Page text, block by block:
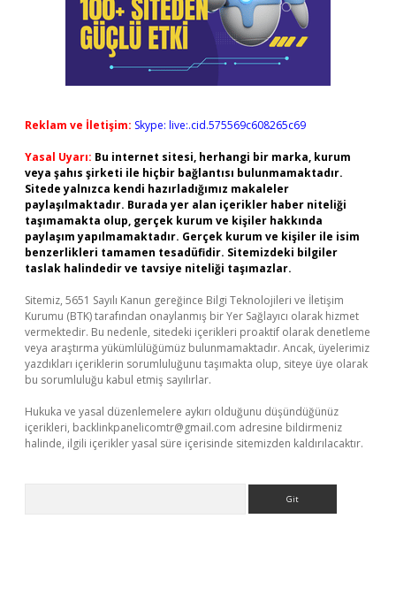
Reklam ve İletişim: Skype: live:.cid.575569c608265c69
Yasal Uyarı: Bu internet sitesi, herhangi bir marka, kurum
veya şahıs şirketi ile hiçbir bağlantısı bulunmamaktadır.
Sitede yalnızca kendi hazırladığımız makaleler
paylaşılmaktadır. Burada yer alan içerikler haber niteliği
taşımamakta olup, gerçek kurum ve kişiler hakkında
paylaşım yapılmamaktadır. Gerçek kurum ve kişiler ile isim
benzerlikleri tamamen tesadüfidir. Sitemizdeki bilgiler
taslak halindedir ve tavsiye niteliği taşımazlar.
Sitemiz, 5651 Sayılı Kanun gereğince Bilgi Teknolojileri ve İletişim
Kurumu (BTK) tarafından onaylanmış bir Yer Sağlayıcı olarak hizmet
vermektedir. Bu nedenle, sitedeki içerikleri proaktif olarak denetleme
veya araştırma yükümlülüğümüz bulunmamaktadır. Ancak, üyelerimiz
yazdıkları içeriklerin sorumluluğunu taşımakta olup, siteye üye olarak
bu sorumluluğu kabul etmiş sayılırlar.
Hukuka ve yasal düzenlemelere aykırı olduğunu düşündüğünüz
içerikleri, backlinkpanelicomtr@gmail.com adresine bildirmeniz
halinde, ilgili içerikler yasal süre içerisinde sitemizden kaldırılacaktır.